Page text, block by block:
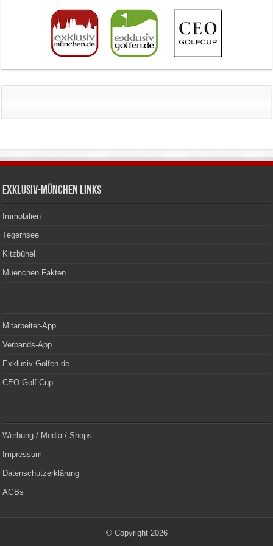
Exklusiv-München Links
Immobilien
Tegernsee
Kitzbühel
Muenchen Fakten
Mitarbeiter-App
Verbands-App
Exklusiv-Golfen.de
CEO Golf Cup
Werbung / Media / Shops
Impressum
Datenschutzerklärung
AGBs
© Copyright 2026